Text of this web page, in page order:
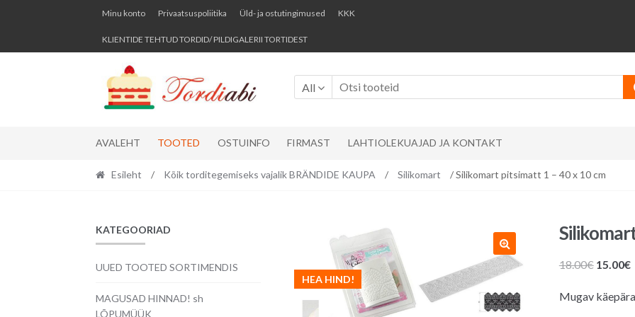
Skip
navigation
Skip
content
Minu konto Privaatsuspoliitika Üld- ja ostutingimused KKK
KLIENTIDE TEHTUD TORDID/ PILDIGALERII TORTIDEST
All
AVALEHT TOOTED OSTUINFO FIRMAST LAHTIOLEKUAJAD JA KONTAKT
Esileht / Kõik torditegemiseks vajalik BRÄNDIDE KAUPA / Silikomart / Silikomart pitsimatt 1 – 40 x 10 cm
HEA HIND!
18.00€ Algne
oli:
15.00€
Mugav
KATEGOORIAD
UUED TOOTED SORTIMENDIS
MAGUSAD HINNAD! sh
LÕPUMÜÜK